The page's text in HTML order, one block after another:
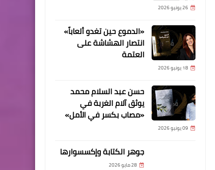
26 يونيو 2026
«الدموع حين تغدو ألعاباً»
انتصار الهشاشة على
العتمة
18 يونيو 2026
حسن عبد السلام محمد
يوثق آلام الغربة في
«مصاب بكسر في الأمل»
09 يونيو 2026
جوهر الكتابة وإكسسوارها
28 مايو 2026